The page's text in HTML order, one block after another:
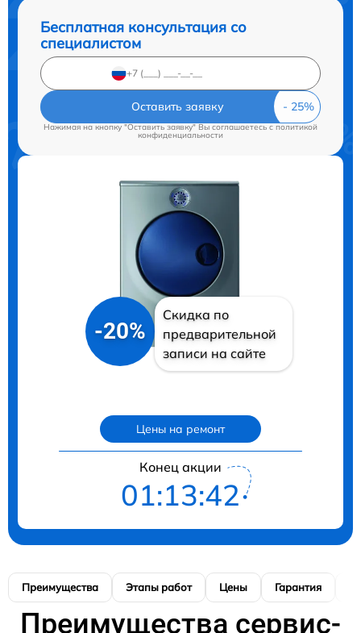
Бесплатная консультация со
специалистом
Оставить заявку
Нажимая на кнопку "Оставить заявку" Вы соглашаетесь cполитикой
конфиденциальности
-20%
Скидка по
предварительной
записи на сайте
Цены на ремонт
Конец акции
01:13:41
Преимущества Этапы работ Цены Гарантия
Преимущества сервис-